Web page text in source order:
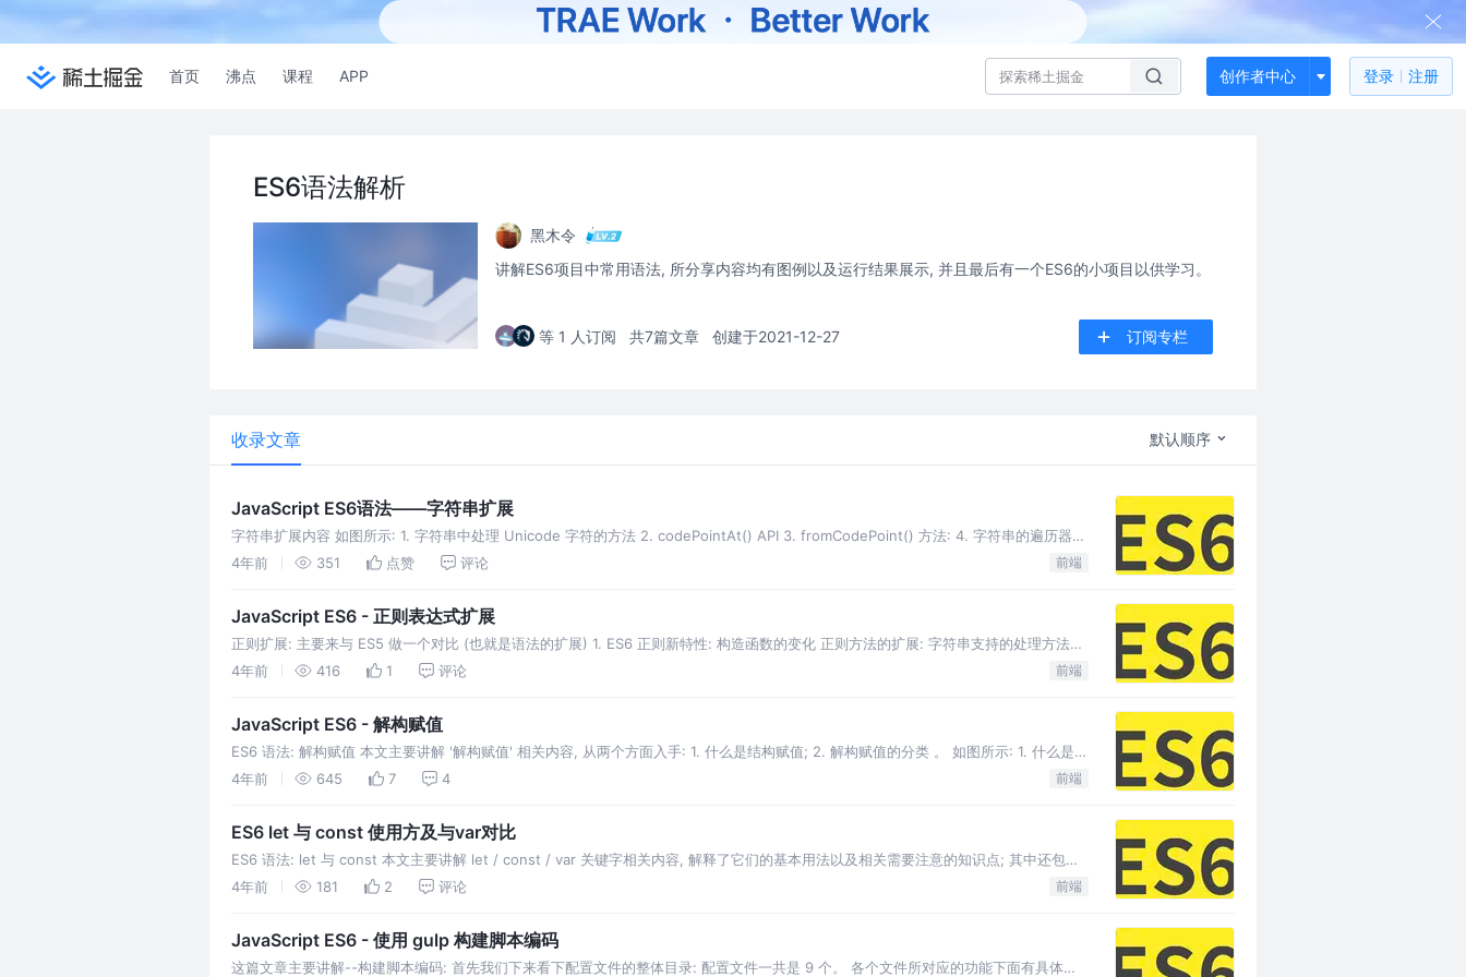
首页 沸点 课程 APP 创作者中心 登录 注册
ES6语法解析
黑木令
讲解ES6项目中常用语法, 所分享内容均有图例以及运行结果展示, 并且最后有一个ES6的小项目以供学习。
等 1 人订阅 共7篇文章 创建于2021-12-27 订阅专栏
收录文章 默认顺序
JavaScript ES6语法——字符串扩展
字符串扩展内容 如图所示: 1. 字符串中处理 Unicode 字符的方法 2. codePointAt() API 3. fromCodePoint() 方法: 4. 字符串的遍历器接
口: for.
4年前 351 点赞 评论 前端
JavaScript ES6 - 正则表达式扩展
正则扩展: 主要来与 ES5 做一个对比 (也就是语法的扩展) 1. ES6 正则新特性: 构造函数的变化 正则方法的扩展: 字符串支持的处理方法
(注意字符串的处理方式扩展在下面各个知识点中, 并没有
4年前 416 1 评论 前端
JavaScript ES6 - 解构赋值
ES6 语法: 解构赋值 本文主要讲解 '解构赋值' 相关内容, 从两个方面入手: 1. 什么是结构赋值; 2. 解构赋值的分类 。 如图所示: 1. 什么是
ES6 解构赋值 2. 解构赋值的分类
4年前 645 7 4 前端
ES6 let 与 const 使用方及与var对比
ES6 语法: let 与 const 本文主要讲解 let / const / var 关键字相关内容, 解释了它们的基本用法以及相关需要注意的知识点; 其中还包含
一些作用域的相关概念 。 let
4年前 181 2 评论 前端
JavaScript ES6 - 使用 gulp 构建脚本编码
这篇文章主要讲解--构建脚本编码: 首先我们下来看下配置文件的整体目录: 配置文件一共是 9 个。 各个文件所对应的功能下面有具体且